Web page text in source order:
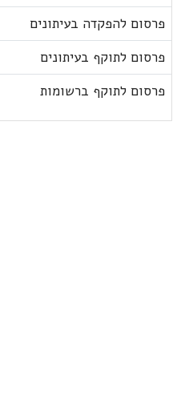
פרסום להפקדה בעיתונים
פרסום לתוקף בעיתונים
פרסום לתוקף ברשומות